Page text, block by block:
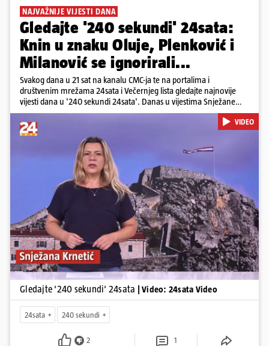
NAJVAŽNIJE VIJESTI DANA
Gledajte '240 sekundi' 24sata:
Knin u znaku Oluje, Plenković i
Milanović se ignorirali...
Svakog dana u 21 sat na kanalu CMC-ja te na portalima i
društvenim mrežama 24sata i Večernjeg lista gledajte najnovije
vijesti dana u '240 sekundi 24sata'. Danas u vijestima Snježane
Krnetić: Hrvatska je obilježila 31. obljetnicu Oluje, a pažnju je
privuklo ignoriranje predsjednika Zorana Milanovića i premijera
Andreja Plenkovića u Kninu. Donosimo i detalje o većim
braniteljskim mirovinama, apelu obitelji Hrvata u komi u Irskoj,
upozorenjima nakon nove tragedije na električnom romobilu te
smanjenju proizvodnje u nuklearnoj elektrani Krško.
Pokretanje videa...
VIDEO
Gledajte '240 sekundi' 24sata | Video: 24sata Video
24sata 240 sekundi
2 1